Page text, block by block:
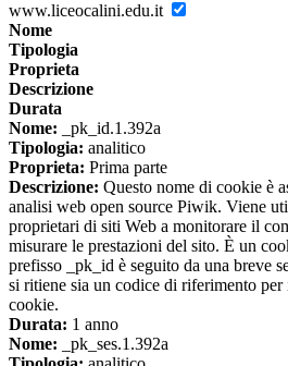
www.liceocalini.edu.it
Nome
Tipologia
Proprieta
Descrizione
Durata
Nome: _pk_id.1.392a
Tipologia: analitico
Proprieta: Prima parte
Descrizione: Questo nome di cookie è
analisi web open source Piwik. Viene
proprietari di siti Web a monitorare il
misurare le prestazioni del sito. È un
prefisso _pk_id è seguito da una breve
si ritiene sia un codice di riferimento
cookie.
Durata: 1 anno
Nome: _pk_ses.1.392a